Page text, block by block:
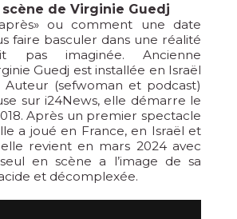
scène de Virginie Guedj
ou comment une date
faire basculer dans une réalité
pas imaginée. Ancienne
Guedj est installée en Israël
Auteur (sefwoman et podcast)
sur i24News, elle démarre le
Après un premier spectacle
a joué en France, en Israël et
revient en mars 2024 avec
en scène a l’image de sa
et décomplexée.